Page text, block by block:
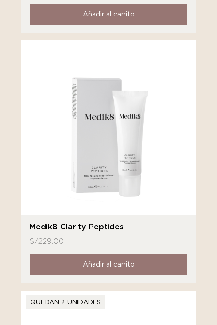
Añadir al carrito
Medik8 Clarity Peptides
S/229.00
Añadir al carrito
QUEDAN 2 UNIDADES